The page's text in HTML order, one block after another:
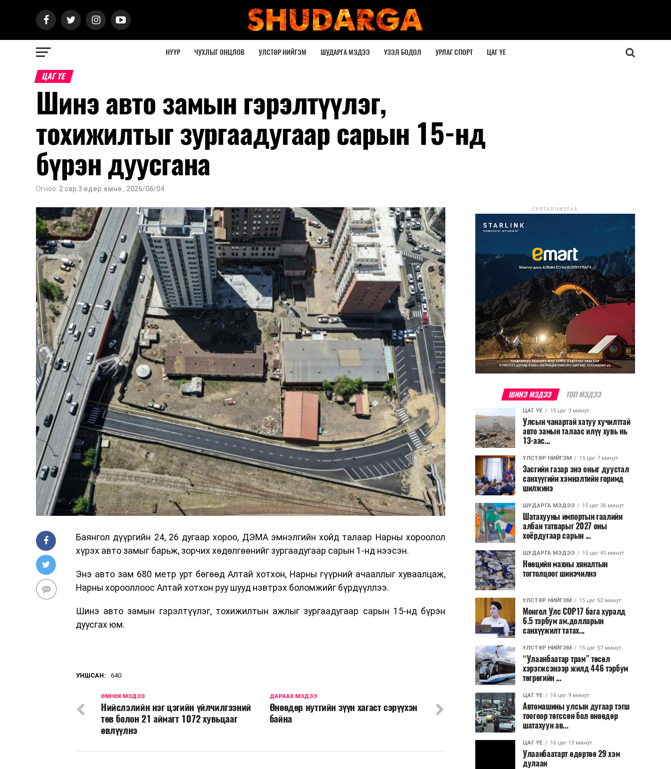
НҮҮР ЧУХЛЫГ ОНЦЛОВ УЛСТӨР НИЙГЭМ ШУДАРГА МЭДЭЭ ҮЗЭЛ БОДОЛ УРЛАГ СПОРТ ЦАГ ҮЕ
ЦАГ ҮЕ
Шинэ авто замын гэрэлтүүлэг,
тохижилтыг зургаадугаар сарын 15-нд
бүрэн дуусгана
Огноо: 2 сар 3 өдөр.өмнө , 2026/06/04
Баянгол дүүргийн 24, 26 дугаар хороо, ДЭМА эмнэлгийн хойд талаар Нарны хороолол
хүрэх авто замыг барьж, зорчих хөдөлгөөнийг зургаадугаар сарын 1-нд нээсэн.
Энэ авто зам 680 метр урт бөгөөд Алтай хотхон, Нарны гүүрний ачааллыг хуваалцаж,
Нарны хорооллоос Алтай хотхон руу шууд нэвтрэх боломжийг бүрдүүллээ.
Шинэ авто замын гэрэлтүүлэг, тохижилтын ажлыг зургаадугаар сарын 15-нд бүрэн
дуусгах юм.
УНШСАН: 640
ДАРААХ МЭДЭЭ
Өнөөдөр нутгийн зүүн хагаст сэрүүхэн
байна
ӨМНӨХ МЭДЭЭ
Нийслэлийн нэг цэгийн үйлчилгээний
төв болон 21 аймагт 1072 хувьцааг
өвлүүлнэ
СУРТАЛЧИЛГАА
ШИНЭ МЭДЭЭ ТОП МЭДЭЭ
ЦАГ ҮЕ 15 цаг 3 минут
Улсын чанартай хатуу хучилттай
авто замын талаас илүү хувь нь
13-аас...
УЛСТӨР НИЙГЭМ 15 цаг 7 минут
Засгийн газар энэ оныг дуустал
санхүүгийн хэмнэлтийн горимд
шилжинэ
ШУДАРГА МЭДЭЭ 15 цаг 36 минут
Шатахууны импортын гаалийн
албан татварыг 2027 оны
хоёрдугаар сарын ...
ШУДАРГА МЭДЭЭ 15 цаг 45 минут
Нөөцийн махны хяналтын
тогтолцоог шинэчилнэ
УЛСТӨР НИЙГЭМ 15 цаг 52 минут
Монгол Улс COP17 бага хуралд
6.5 тэрбум ам.долларын
санхүүжилт татах...
УЛСТӨР НИЙГЭМ 15 цаг 57 минут
“Улаанбаатар трам” төсөл
хэрэгжсэнээр жилд 446 тэрбум
төгрөгийн ...
ЦАГ ҮЕ 16 цаг 9 минут
Автомашины улсын дугаар тэгш
тоогоор төгссөн бол өнөөдөр
шатахуун ав...
ЦАГ ҮЕ 16 цаг 19 минут
Улаанбаатарт өдөртөө 29 хэм
дулаан